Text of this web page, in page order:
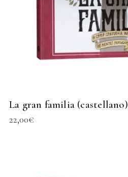
La gran familia (castellano)
22,00€